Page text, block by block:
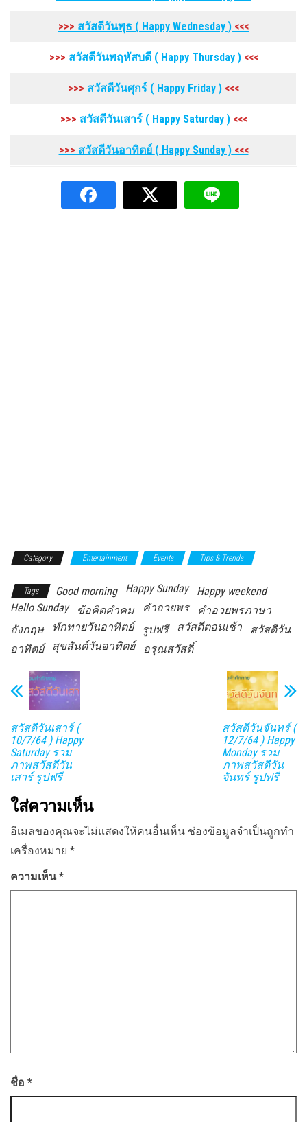
>>> สวัสดีวันพุธ ( Happy Wednesday ) <<<
>>> สวัสดีวันพฤหัสบดี ( Happy Thursday) <<<
>>> สวัสดีวันศุกร์ ( Happy Friday ) <<<
>>> สวัสดีวันเสาร์ ( Happy Saturday) <<<
>>> สวัสดีวันอาทิตย์ ( Happy Sunday) <<<
Category Entertainment Events Tips & Trends
Tags Good morning Happy Sunday
Happy weekend
Hello Sunday
ข้อคิดคำคม คำอวยพร
คำอวยพรภาษา
อังกฤษ
ทักทายวันอาทิตย์ รูปฟรี สวัสดีตอนเช้า
สวัสดีวัน
อาทิตย์
สุขสันต์วันอาทิตย์ อรุณสวัสดิ์
สวัสดีวันเสาร์ (
10/7/64 ) Happy
Saturday รวม
ภาพสวัสดีวัน
เสาร์ รูปฟรี
สวัสดีวันจันทร์ (
12/7/64 ) Happy
Monday รวม
ภาพสวัสดีวัน
จันทร์ รูปฟรี
ใส่ความเห็น
อีเมลของคุณจะไม่แสดงให้คนอื่นเห็น ช่องข้อมูลจำเป็นถูกทำ
เครื่องหมาย *
ความเห็น*
ชื่อ *